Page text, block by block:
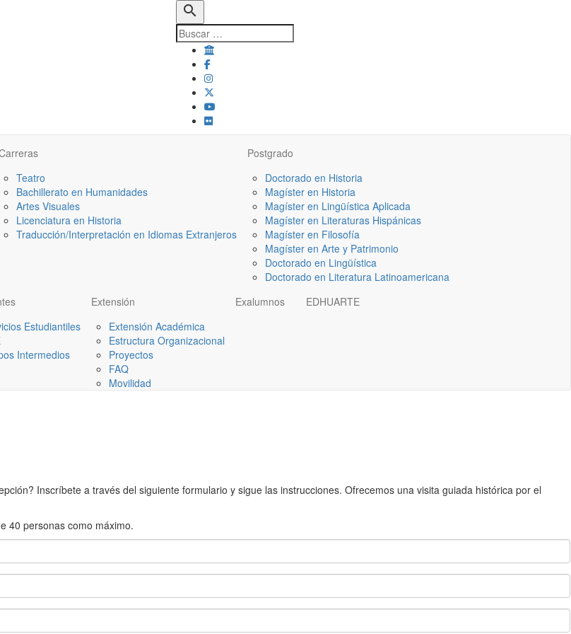
search
Teatro
Bachillerato en Humanidades
Artes Visuales
Licenciatura en Historia
Traducción/Interpretación en Idiomas Extranjeros
Postgrado
Doctorado en Historia
Magíster en Historia
Magíster en Lingüística Aplicada
Magíster en Literaturas Hispánicas
Magíster en Filosofía
Magíster en Arte y Patrimonio
Doctorado en Lingüística
Doctorado en Literatura Latinoamericana
Estudiantiles
Intermedios
Extensión
Extensión Académica
Estructura Organizacional
Proyectos
FAQ
Movilidad
Exalumnos EDHUARTE
Inscríbete a través del siguiente formulario y sigue las instrucciones. Ofrecemos una visita guiada histórica por el
40 personas como máximo.